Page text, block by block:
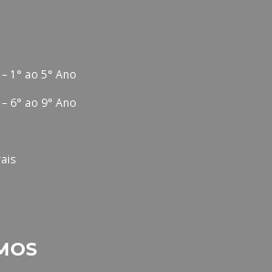
1° ao 5° Ano
6° ao 9° Ano